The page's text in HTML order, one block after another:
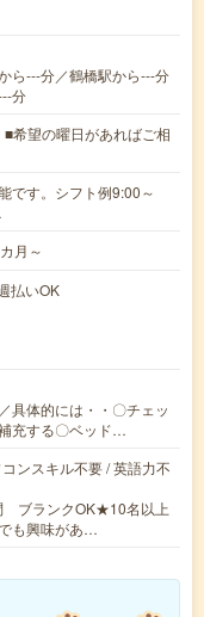
ら---分／鶴橋駅から---分
分
希望の曜日があればご相
です。シフト例9:00～
月～
払いOK
具体的には・・〇チェッ
充する〇ベッド…
ンスキル不要 / 英語力不
ブランクOK★10名以上
も興味があ…